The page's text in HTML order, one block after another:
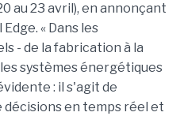
au 23 avril), en annonçant
« Dans les
- de la fabrication à la
systèmes énergétiques
: il s'agit de
en temps réel et